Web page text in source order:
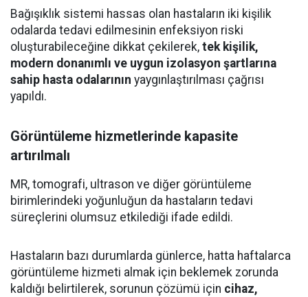
Bağışıklık sistemi hassas olan hastaların iki kişilik
odalarda tedavi edilmesinin enfeksiyon riski
oluşturabileceğine dikkat çekilerek, tek kişilik,
modern donanımlı ve uygun izolasyon şartlarına
sahip hasta odalarının yaygınlaştırılması çağrısı
yapıldı.
Görüntüleme hizmetlerinde kapasite
artırılmalı
MR, tomografi, ultrason ve diğer görüntüleme
birimlerindeki yoğunluğun da hastaların tedavi
süreçlerini olumsuz etkilediği ifade edildi.
Hastaların bazı durumlarda günlerce, hatta haftalarca
görüntüleme hizmeti almak için beklemek zorunda
kaldığı belirtilerek, sorunun çözümü için cihaz,